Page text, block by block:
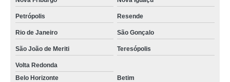
Petrópolis Resende
Rio de Janeiro São Gonçalo
São João de Meriti Teresópolis
Volta Redonda
Belo Horizonte
Betim